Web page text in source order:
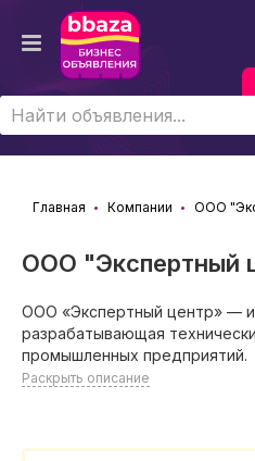
Главная Компании ООО
ООО "Экспертный
ООО «Экспертный центр» —
разрабатывающая
промышленных предприятий.
Раскрыть описание